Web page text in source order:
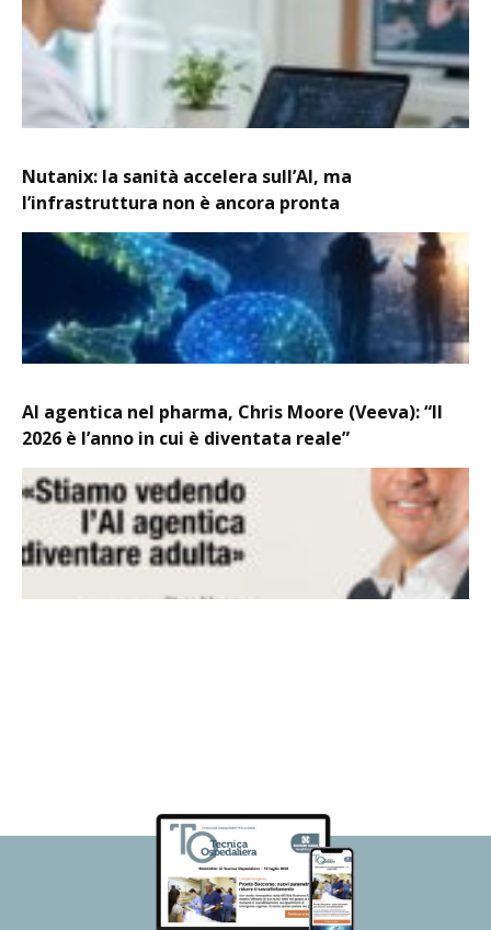
Nutanix: la sanità accelera sull’AI, ma
l’infrastruttura non è ancora pronta
AI agentica nel pharma, Chris Moore (Veeva): “Il
2026 è l’anno in cui è diventata reale”